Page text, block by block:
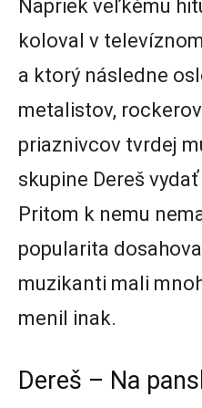
Napriek veľkému
koloval v
a ktorý následne
metalistov,
priaznivcov tvrdej
skupine Dereš
Pritom k nemu
popularita
muzikanti mali
menil inak.
Dereš – Na